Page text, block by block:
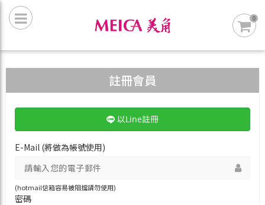
0
註冊會員
以Line註冊
E-Mail (將做為帳號使用)
(hotmail信箱容易被阻擋請勿使用)
密碼